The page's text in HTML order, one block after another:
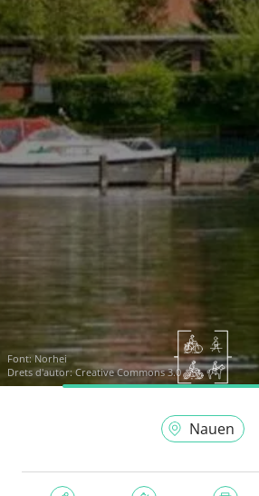
Font:Norhei
Drets d'autor: Creative Commons 3.0
Nauen